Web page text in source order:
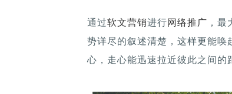
通过软文营销进行网络推广 ，
势详尽的叙述清楚，这样更能唤
心，走心能迅速拉近彼此之间的